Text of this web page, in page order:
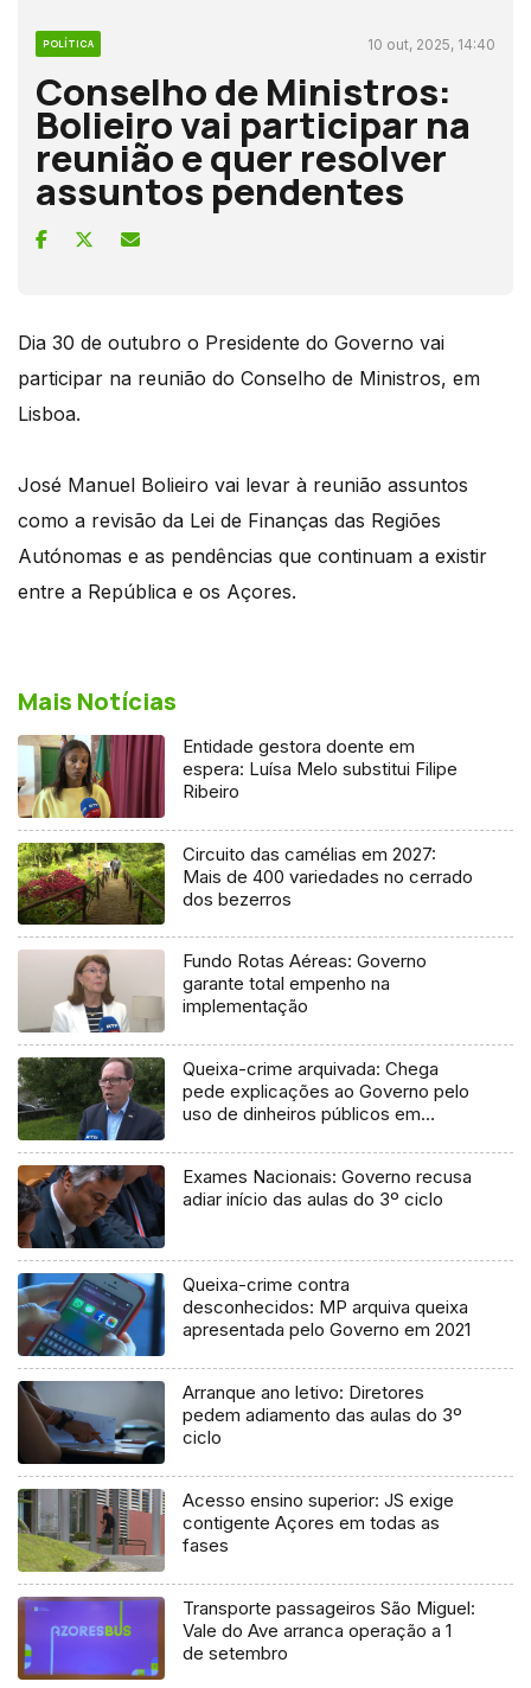
POLÍTICA 10 out, 2025, 14:40
Conselho de Ministros:
Bolieiro vai participar na
reunião e quer resolver
assuntos pendentes
Dia 30 de outubro o Presidente do Governo vai
participar na reunião do Conselho de Ministros, em
Lisboa.
José Manuel Bolieiro vai levar à reunião assuntos
como a revisão da Lei de Finanças das Regiões
Autónomas e as pendências que continuam a existir
entre a República e os Açores.
Mais Notícias
Entidade gestora doente em
espera: Luísa Melo substitui Filipe
Ribeiro
Circuito das camélias em 2027:
Mais de 400 variedades no cerrado
dos bezerros
Fundo Rotas Aéreas: Governo
garante total empenho na
implementação
Queixa-crime arquivada: Chega
pede explicações ao Governo pelo
uso de dinheiros públicos em
Exames Nacionais: Governo recusa
adiar início das aulas do 3º ciclo
Queixa-crime contra
desconhecidos: MP arquiva queixa
apresentada pelo Governo em 2021
Arranque ano letivo: Diretores
pedem adiamento das aulas do 3º
ciclo
Acesso ensino superior: JS exige
contigente Açores em todas as
fases
Transporte passageiros São Miguel:
Vale do Ave arranca operação a 1
de setembro